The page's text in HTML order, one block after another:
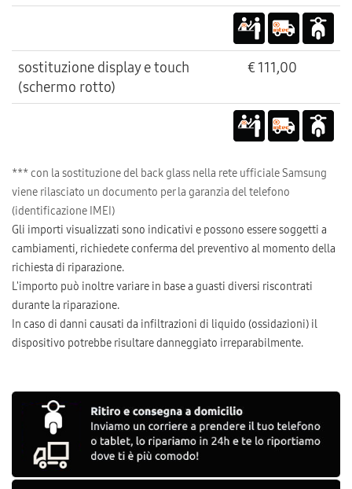
sostituzione display e touch
(schermo rotto)
€ 111,00
*** con la sostituzione del back glass nella rete ufficiale Samsung
viene rilasciato un documento per la garanzia del telefono
(identificazione IMEI)
Gli importi visualizzati sono indicativi e possono essere soggetti a
cambiamenti, richiedete conferma del preventivo al momento della
richiesta di riparazione.
L'importo può inoltre variare in base a guasti diversi riscontrati
durante la riparazione.
In caso di danni causati da infiltrazioni di liquido (ossidazioni) il
dispositivo potrebbe risultare danneggiato irreparabilmente.